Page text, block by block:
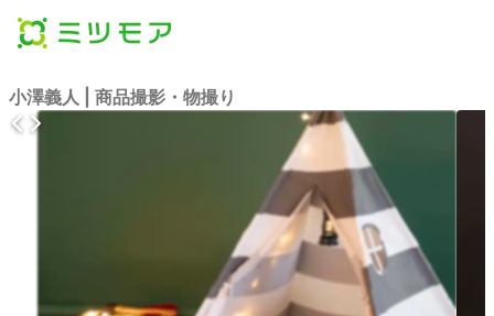
小澤義人 | 商品撮影・物撮り